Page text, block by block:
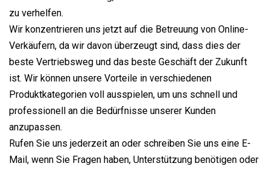
zu verhelfen.
Wir konzentrieren uns jetzt auf die Betreuung von Online-
Verkäufern, da wir davon überzeugt sind, dass dies der
beste Vertriebsweg und das beste Geschäft der Zukunft
ist. Wir können unsere Vorteile in verschiedenen
Produktkategorien voll ausspielen, um uns schnell und
professionell an die Bedürfnisse unserer Kunden
anzupassen.
Rufen Sie uns jederzeit an oder schreiben Sie uns eine E-
Mail, wenn Sie Fragen haben, Unterstützung benötigen oder